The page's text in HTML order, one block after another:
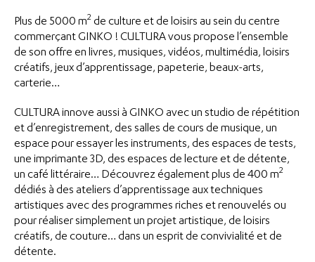
Plus de 5000 m2 de culture et de loisirs au sein du centre
commerçant GINKO ! CULTURA vous propose l’ensemble
de son offre en livres, musiques, vidéos, multimédia, loisirs
créatifs, jeux d’apprentissage, papeterie, beaux-arts,
carterie…
CULTURA innove aussi à GINKO avec un studio de répétition
et d’enregistrement, des salles de cours de musique, un
espace pour essayer les instruments, des espaces de tests,
une imprimante 3D, des espaces de lecture et de détente,
un café littéraire… Découvrez également plus de 400 m2
dédiés à des ateliers d’apprentissage aux techniques
artistiques avec des programmes riches et renouvelés ou
pour réaliser simplement un projet artistique, de loisirs
créatifs, de couture… dans un esprit de convivialité et de
détente.